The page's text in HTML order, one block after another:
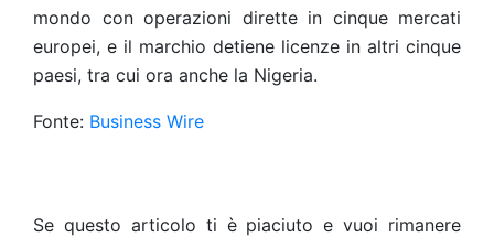
mondo con operazioni dirette in cinque mercati
europei, e il marchio detiene licenze in altri cinque
paesi, tra cui ora anche la Nigeria.
Fonte: Business Wire
Se questo articolo ti è piaciuto e vuoi rimanere